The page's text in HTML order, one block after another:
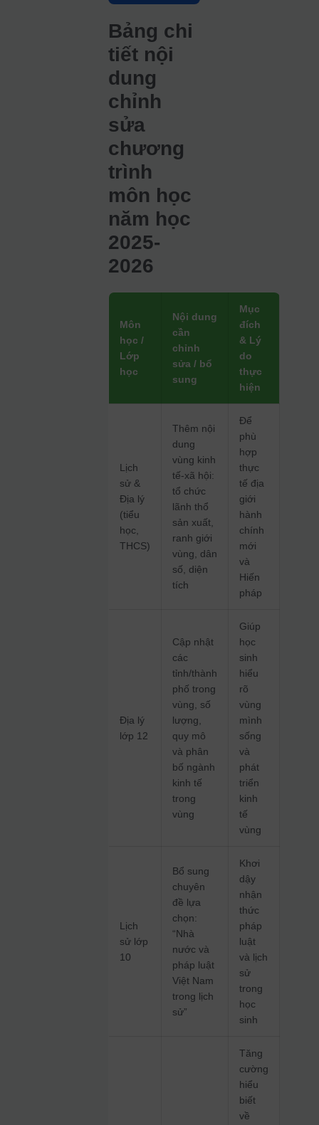
Bảng chi
tiết nội
dung
chỉnh
sửa
chương
trình
môn học
năm học
2025-
2026
Môn
học /
Lớp
học
Nội dung
cần
chỉnh
sửa / bổ
sung
Mục
đích
& Lý
do
thực
hiện
Lịch
sử &
Địa lý
(tiểu
học,
THCS)
Thêm nội
dung
vùng kinh
tế-xã hội:
tổ chức
lãnh thổ
sản xuất,
ranh giới
vùng, dân
số, diện
tích
Để
phù
hợp
thực
tế địa
giới
hành
chính
mới
và
Hiến
pháp
Địa lý
lớp 12
Cập nhật
các
tỉnh/thành
phố trong
vùng, số
lượng,
quy mô
và phân
bố ngành
kinh tế
trong
vùng
Giúp
học
sinh
hiểu
rõ
vùng
mình
sống
và
phát
triển
kinh
tế
vùng
Lịch
sử lớp
10
Bổ sung
chuyên
đề lựa
chọn:
“Nhà
nước và
pháp luật
Việt Nam
trong lịch
sử”
Khơi
dậy
nhận
thức
pháp
luật
và lịch
sử
trong
học
sinh
Tăng
cường
hiểu
biết
về